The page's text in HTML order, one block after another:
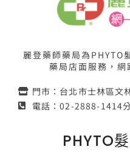
麗登藥師藥局為PHYTO
藥局店面服務，網
門市：台北市士林區文
電話：02-2888-1414
PHYTO